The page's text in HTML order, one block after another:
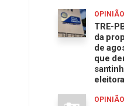
OPINIÃO
TRE-
da
de
que
OPINIÃO